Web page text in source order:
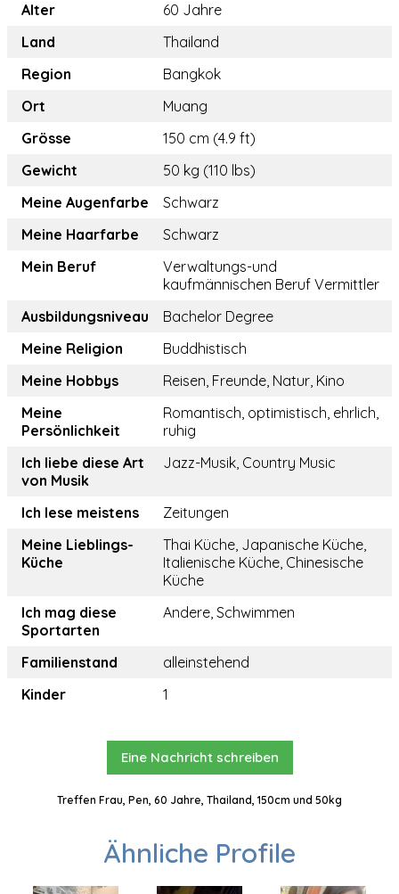
Alter
60 Jahre
Land
Thailand
Region
Bangkok
Ort
Muang
Grösse
150 cm (4.9 ft)
Gewicht
50 kg (110 lbs)
Meine Augenfarbe
Schwarz
Meine Haarfarbe
Schwarz
Mein Beruf
Verwaltungs-und
kaufmännischen Beruf Vermittler
Ausbildungsniveau
Bachelor Degree
Meine Religion
Buddhistisch
Meine Hobbys
Reisen, Freunde, Natur, Kino
Meine
Persönlichkeit
Romantisch, optimistisch, ehrlich,
ruhig
Ich liebe diese Art
von Musik
Jazz-Musik, Country Music
Ich lese meistens
Zeitungen
Meine Lieblings-
Küche
Thai Küche, Japanische Küche,
Italienische Küche, Chinesische
Küche
Ich mag diese
Sportarten
Andere, Schwimmen
Familienstand
alleinstehend
Kinder
1
Eine Nachricht schreiben
Treffen Frau, Pen, 60 Jahre, Thailand, 150cm und 50kg
Ähnliche Profile